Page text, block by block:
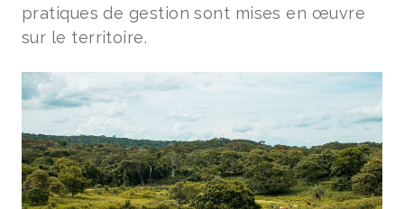
pratiques de gestion sont mises en œuvre
sur le territoire.